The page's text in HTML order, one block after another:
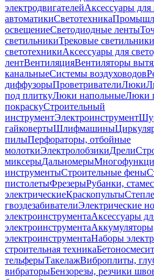
электродвигателейАксессуары для
автоматикиСветотехника
освещениеСветодиодные ленты
светильникиТрековые светильники
светотехникиАксессуары для
лентВентиляцияВентиляторы
канальныеСистемы воздуховодов
диффузорыПроветривателиЛюки
под плиткуЛюки напольныеЛюки
покраскуСтроительный
инструментЭлектроинструмент
гайковертыШлифмашины
пилыПерфораторы, отбойные
молоткиЭлектролобзикиДрели
миксерыДальномеры
инструментыСтроительные фены
пистолетыФрезерыРубанки,
электрическиеКраскопульты
гвоздезабивателиЭлектрические
электроинструментаАксессуары
электроинструмента
электроинструментаНаборы
строительная техника
тельферыТакелажВиброплиты,
вибраторыБензорезы, резчики